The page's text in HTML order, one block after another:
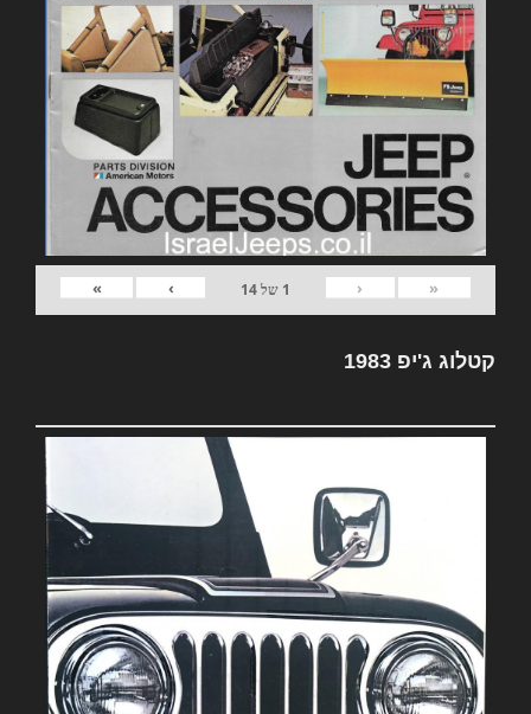
«
‹
1 של14
›
»
קטלוג ג'יפ 1983